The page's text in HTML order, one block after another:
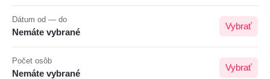
Dátum od — do
Nemáte vybrané
Vybrať
Počet osôb
Nemáte vybrané
Vybrať